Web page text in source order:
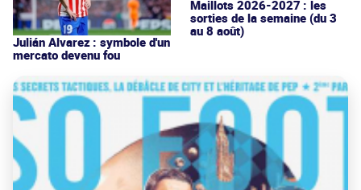
Julián Alvarez : symbole d'un
mercato devenu fou
Maillots 2026-2027 : les
sorties de la semaine (du 3
au 8 août)